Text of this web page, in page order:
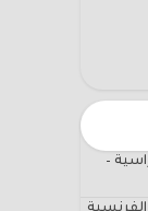
–